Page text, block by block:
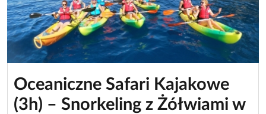
Oceaniczne Safari Kajakowe
(3h) – Snorkeling z Żółwiami w